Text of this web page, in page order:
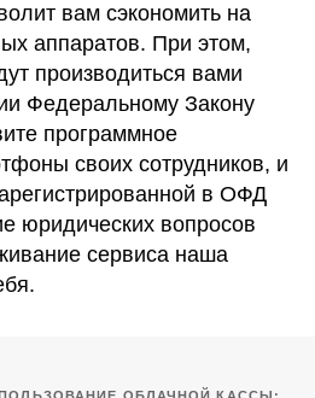
вам сэкономить на
аппаратов. При этом,
производиться вами
Федеральному Закону
программное
своих сотрудников, и
в ОФД
юридических вопросов
сервиса наша